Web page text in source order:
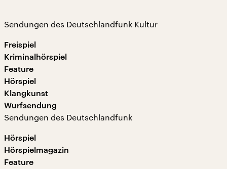
Sendungen des Deutschlandfunk Kultur
Freispiel
Kriminalhörspiel
Feature
Hörspiel
Klangkunst
Wurfsendung
Sendungen des Deutschlandfunk
Hörspiel
Hörspielmagazin
Feature